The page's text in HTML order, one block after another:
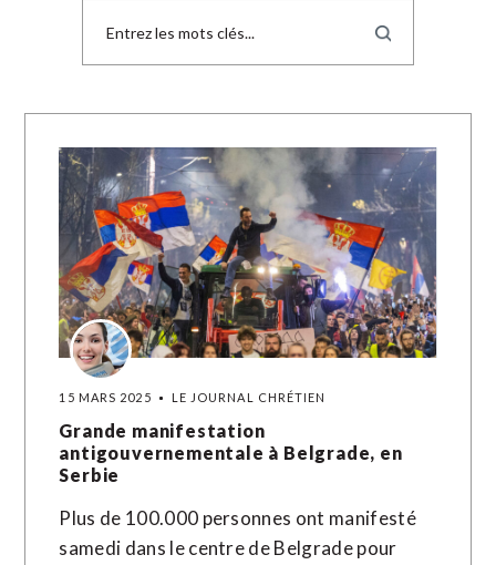
15 MARS 2025 LE JOURNAL CHRÉTIEN
Grande manifestation
antigouvernementale à Belgrade, en
Serbie
Plus de 100.000 personnes ont manifesté
samedi dans le centre de Belgrade pour